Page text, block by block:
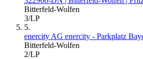
Bitterfeld-Wolfen
3/LP
5.
enercity AG enercity - Parkplatz
Bitterfeld-Wolfen
2/LP